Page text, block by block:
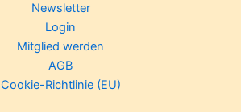
Newsletter
Login
Mitglied werden
AGB
Cookie-Richtlinie (EU)